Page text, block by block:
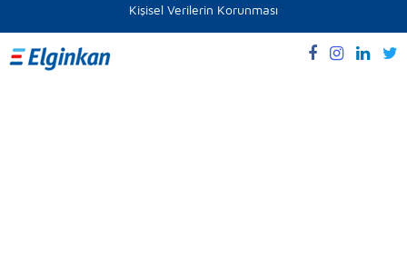
Kişisel Verilerin Korunması